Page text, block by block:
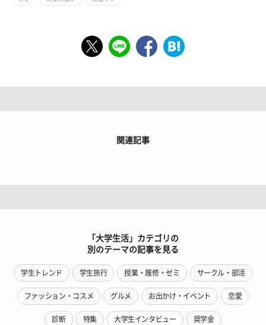
関連記事
「大学生活」カテゴリの
別のテーマの記事を見る
学生トレンド 学生旅行 授業・履修・ゼミ サークル・部活
ファッション・コスメ グルメ お出かけ・イベント 恋愛
診断 特集 大学生インタビュー 奨学金